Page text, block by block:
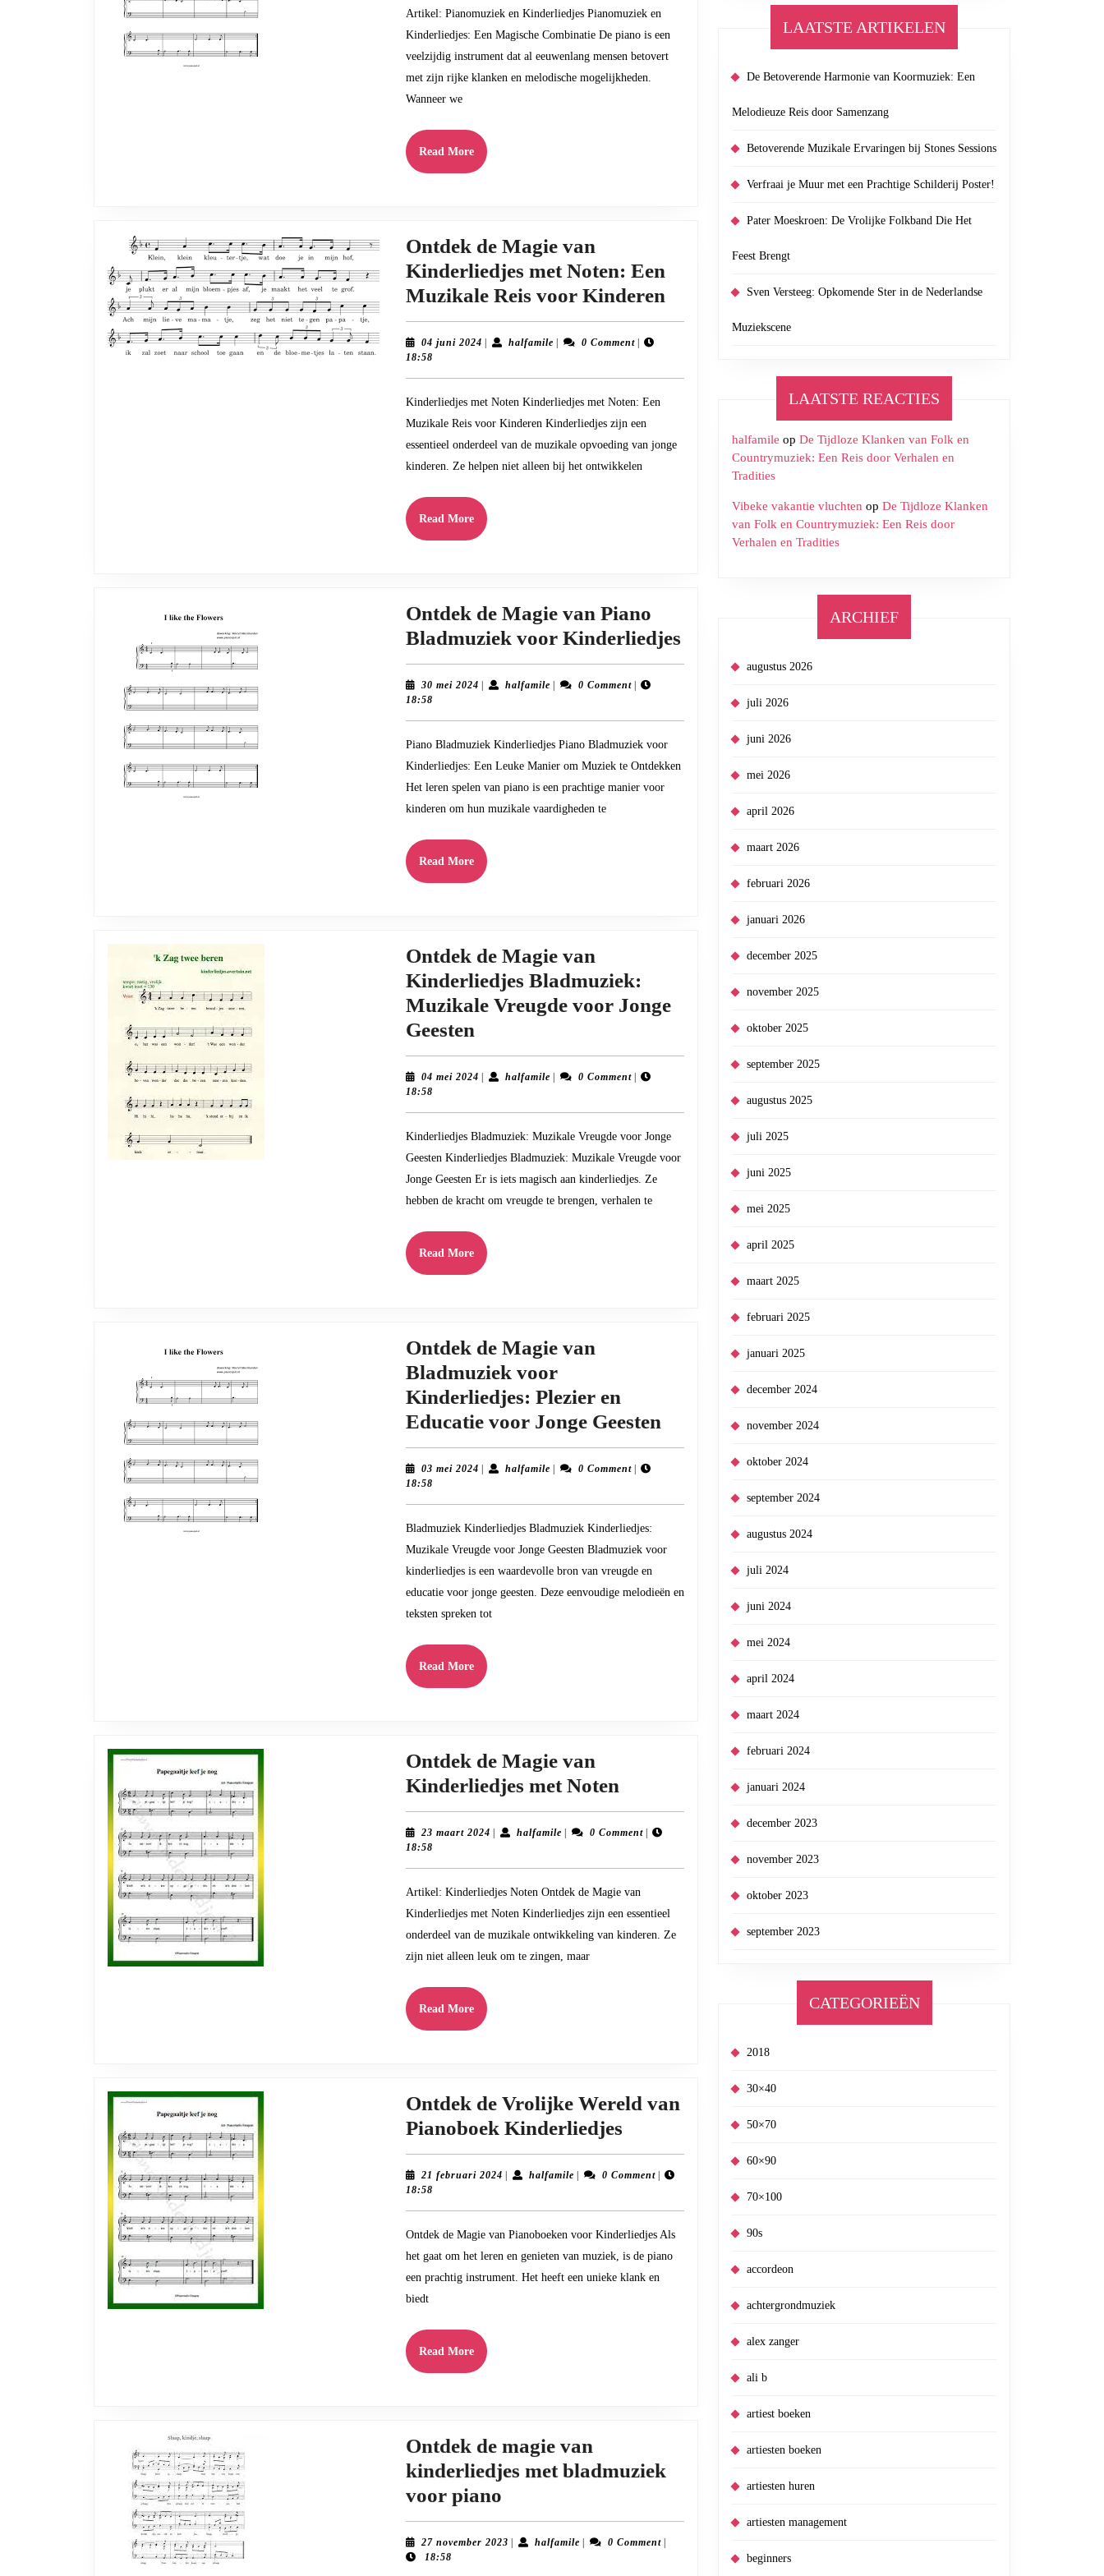
Magische
Harmonie
Artikel: Pianomuziek en Kinderliedjes Pianomuziek en
Kinderliedjes: Een Magische Combinatie De piano is een
veelzijdig instrument dat al eeuwenlang mensen betovert
met zijn rijke klanken en melodische mogelijkheden.
Wanneer we
Read MoreRead
More
Ontdek de Magie van
Kinderliedjes met Noten: Een
Muzikale Reis voor Kinderen
de
Noten:
04 juni 2024 04
halfamilehalfamile0 Comment
18:58
Kinderliedjes met Noten Kinderliedjes met Noten: Een
Muzikale Reis voor Kinderen Kinderliedjes zijn een
essentieel onderdeel van de muzikale opvoeding van jonge
kinderen. Ze helpen niet alleen bij het ontwikkelen
Read MoreRead
More
Ontdek de Magie van Piano
Bladmuziek voor Kinderliedjes
de
Piano
Kinderliedjes
30 mei 2024 30
halfamilehalfamile0 Comment
18:58
Piano Bladmuziek Kinderliedjes Piano Bladmuziek voor
Kinderliedjes: Een Leuke Manier om Muziek te Ontdekken
Het leren spelen van piano is een prachtige manier voor
kinderen om hun muzikale vaardigheden te
Read MoreRead
More
Ontdek de Magie van
Kinderliedjes Bladmuziek:
Muzikale Vreugde voor Jonge
Geesten
de
Magie
Kinderliedjes
Bladmuziek:
Muzikale
Vreugde
Jonge
Geesten
04 mei 2024 04
halfamilehalfamile0 Comment
18:58
Kinderliedjes Bladmuziek: Muzikale Vreugde voor Jonge
Geesten Kinderliedjes Bladmuziek: Muzikale Vreugde voor
Jonge Geesten Er is iets magisch aan kinderliedjes. Ze
hebben de kracht om vreugde te brengen, verhalen te
Read MoreRead
More
Ontdek de Magie van
Bladmuziek voor
Kinderliedjes: Plezier en
Educatie voor Jonge Geesten
de
voor
Kinderliedjes:
Plezier
Educatie
03 mei 2024 03
halfamilehalfamile0 Comment
18:58
Bladmuziek Kinderliedjes Bladmuziek Kinderliedjes:
Muzikale Vreugde voor Jonge Geesten Bladmuziek voor
kinderliedjes is een waardevolle bron van vreugde en
educatie voor jonge geesten. Deze eenvoudige melodieën en
teksten spreken tot
Read MoreRead
More
Ontdek de Magie van
Kinderliedjes met Noten
de
Magie
met
Noten
23 maart 2024 23
halfamilehalfamile0 Comment
18:58
Artikel: Kinderliedjes Noten Ontdek de Magie van
Kinderliedjes met Noten Kinderliedjes zijn een essentieel
onderdeel van de muzikale ontwikkeling van kinderen. Ze
zijn niet alleen leuk om te zingen, maar
Read MoreRead
More
Ontdek de Vrolijke Wereld van
Pianoboek Kinderliedjes
de
Vrolijke
van
Pianoboek
Kinderliedjes
21 februari 2024 21
halfamilehalfamile0 Comment
18:58
Ontdek de Magie van Pianoboeken voor Kinderliedjes Als
het gaat om het leren en genieten van muziek, is de piano
een prachtig instrument. Het heeft een unieke klank en
biedt
Read MoreRead
More
Ontdek de magie van
kinderliedjes met bladmuziek
voor piano
de
magie
27 november 2023 27
halfamilehalfamile0 Comment
18:58
LAATSTE ARTIKELEN
De Betoverende Harmonie van Koormuziek: Een
Melodieuze Reis door Samenzang
Betoverende Muzikale Ervaringen bij Stones Sessions
Verfraai je Muur met een Prachtige Schilderij Poster!
Pater Moeskroen: De Vrolijke Folkband Die Het
Feest Brengt
Sven Versteeg: Opkomende Ster in de Nederlandse
Muziekscene
LAATSTE REACTIES
halfamile op De Tijdloze Klanken van Folk en
Countrymuziek: Een Reis door Verhalen en
Tradities
Vibeke vakantie vluchten op De Tijdloze Klanken
van Folk en Countrymuziek: Een Reis door
Verhalen en Tradities
ARCHIEF
augustus 2026
juli 2026
juni 2026
mei 2026
april 2026
maart 2026
februari 2026
januari 2026
december 2025
november 2025
oktober 2025
september 2025
augustus 2025
juli 2025
juni 2025
mei 2025
april 2025
maart 2025
februari 2025
januari 2025
december 2024
november 2024
oktober 2024
september 2024
augustus 2024
juli 2024
juni 2024
mei 2024
april 2024
maart 2024
februari 2024
januari 2024
december 2023
november 2023
oktober 2023
september 2023
CATEGORIEËN
2018
30×40
50×70
60×90
70×100
90s
accordeon
achtergrondmuziek
alex zanger
ali b
artiest boeken
artiesten boeken
artiesten huren
artiesten management
beginners